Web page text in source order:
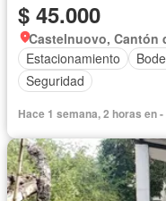
$ 45.000
Castelnuovo, Cantón
Estacionamiento
Seguridad
Hace 1 semana, 2 horas en